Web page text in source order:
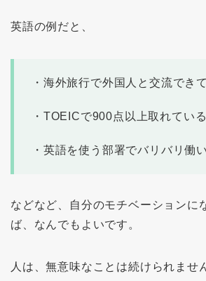
英語の例だと、
・海外旅行で外国人と交流でき
・TOEICで900点以上取れてい
・英語を使う部署でバリバリ働
などなど、自分のモチベーションに
ば、なんでもよいです。
人は、無意味なことは続けられませ